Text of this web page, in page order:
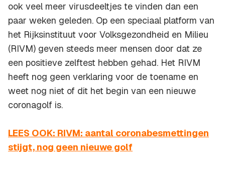
ook veel meer virusdeeltjes te vinden dan een
paar weken geleden. Op een speciaal platform van
het Rijksinstituut voor Volksgezondheid en Milieu
(RIVM) geven steeds meer mensen door dat ze
een positieve zelftest hebben gehad. Het RIVM
heeft nog geen verklaring voor de toename en
weet nog niet of dit het begin van een nieuwe
coronagolf is.
LEES OOK: RIVM: aantal coronabesmettingen
stijgt, nog geen nieuwe golf